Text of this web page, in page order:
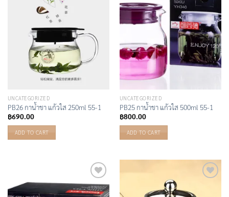
UNCATEGORIZED
PB26 กาน้ำชา แก้วใส 250ml 55-1
฿690.00
ADD TO CART
UNCATEGORIZED
PB25 กาน้ำชา แก้วใส 500ml 55-1
฿800.00
ADD TO CART
Add to
Wishlist